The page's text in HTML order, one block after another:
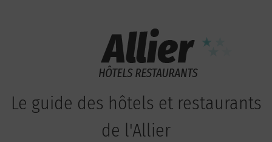
Le guide des hôtels et restaurants
de l'Allier